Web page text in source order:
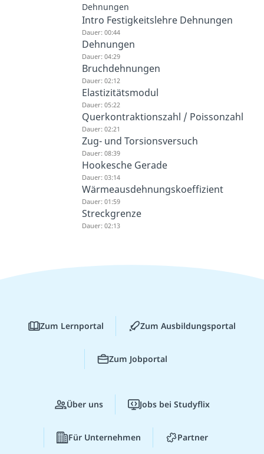
Dehnungen
Intro Festigkeitslehre Dehnungen
Dauer: 00:44
Dehnungen
Dauer: 04:29
Bruchdehnungen
Dauer: 02:12
Elastizitätsmodul
Dauer: 05:22
Querkontraktionszahl / Poissonzahl
Dauer: 02:21
Zug- und Torsionsversuch
Dauer: 08:39
Hookesche Gerade
Dauer: 03:14
Wärmeausdehnungskoeffizient
Dauer: 01:59
Streckgrenze
Dauer: 02:13
Zum Lernportal Zum Ausbildungsportal
Zum Jobportal
Über uns Jobs bei Studyflix
Für Unternehmen Partner